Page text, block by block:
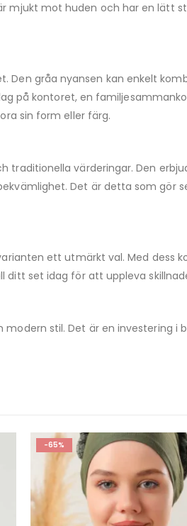
mot huden och har en lätt
gråa nyansen kan enkelt
på kontoret, en
sin form eller färg.
värderingar. Den
Det är detta som gör
ett utmärkt val. Med dess
ditt set idag för att uppleva
stil. Det är en investering